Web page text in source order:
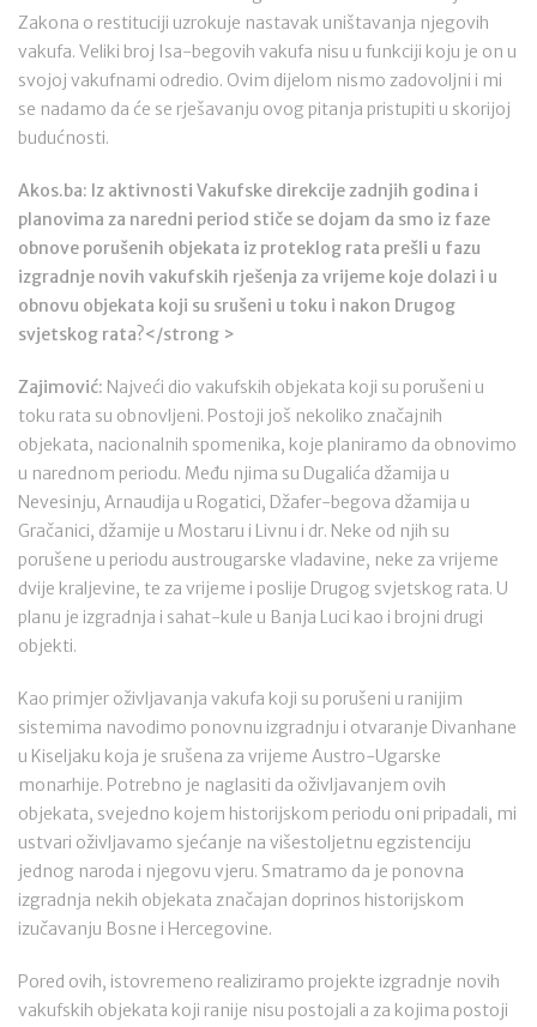
Zakona o restituciji uzrokuje nastavak uništavanja njegovih
vakufa. Veliki broj Isa-begovih vakufa nisu u funkciji koju je on u
svojoj vakufnami odredio. Ovim dijelom nismo zadovoljni i mi
se nadamo da će se rješavanju ovog pitanja pristupiti u skorijoj
budućnosti.
Akos.ba: Iz aktivnosti Vakufske direkcije zadnjih godina i
planovima za naredni period stiče se dojam da smo iz faze
obnove porušenih objekata iz proteklog rata prešli u fazu
izgradnje novih vakufskih rješenja za vrijeme koje dolazi i u
obnovu objekata koji su srušeni u toku i nakon Drugog
svjetskog rata?</strong >
Zajimović: Najveći dio vakufskih objekata koji su porušeni u
toku rata su obnovljeni. Postoji još nekoliko značajnih
objekata, nacionalnih spomenika, koje planiramo da obnovimo
u narednom periodu. Među njima su Dugalića džamija u
Nevesinju, Arnaudija u Rogatici, Džafer-begova džamija u
Gračanici, džamije u Mostaru i Livnu i dr. Neke od njih su
porušene u periodu austrougarske vladavine, neke za vrijeme
dvije kraljevine, te za vrijeme i poslije Drugog svjetskog rata. U
planu je izgradnja i sahat-kule u Banja Luci kao i brojni drugi
objekti.
Kao primjer oživljavanja vakufa koji su porušeni u ranijim
sistemima navodimo ponovnu izgradnju i otvaranje Divanhane
u Kiseljaku koja je srušena za vrijeme Austro-Ugarske
monarhije. Potrebno je naglasiti da oživljavanjem ovih
objekata, svejedno kojem historijskom periodu oni pripadali, mi
ustvari oživljavamo sjećanje na višestoljetnu egzistenciju
jednog naroda i njegovu vjeru. Smatramo da je ponovna
izgradnja nekih objekata značajan doprinos historijskom
izučavanju Bosne i Hercegovine.
Pored ovih, istovremeno realiziramo projekte izgradnje novih
vakufskih objekata koji ranije nisu postojali a za kojima postoji